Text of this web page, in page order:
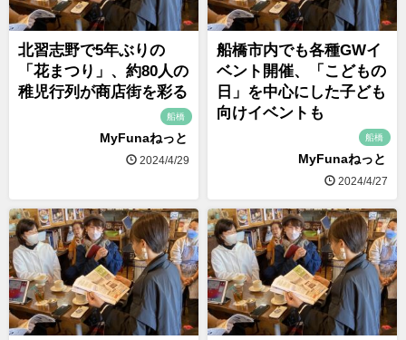
北習志野で5年ぶりの
「花まつり」、約80人の
稚児行列が商店街を彩る
船橋
MyFunaねっと
2024/4/29
船橋市内でも各種GWイ
ベント開催、「こどもの
日」を中心にした子ども
向けイベントも
船橋
MyFunaねっと
2024/4/27